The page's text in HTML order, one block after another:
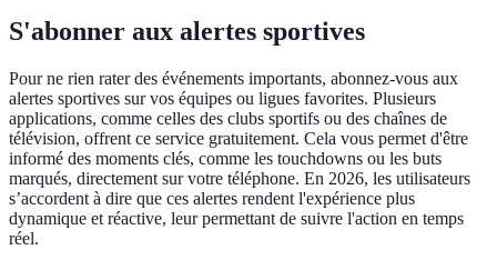
S'abonner aux alertes sportives
Pour ne rien rater des événements importants, abonnez-vous aux
alertes sportives sur vos équipes ou ligues favorites. Plusieurs
applications, comme celles des clubs sportifs ou des chaînes de
télévision, offrent ce service gratuitement. Cela vous permet d'être
informé des moments clés, comme les touchdowns ou les buts
marqués, directement sur votre téléphone. En 2026, les utilisateurs
s’accordent à dire que ces alertes rendent l'expérience plus
dynamique et réactive, leur permettant de suivre l'action en temps
réel.